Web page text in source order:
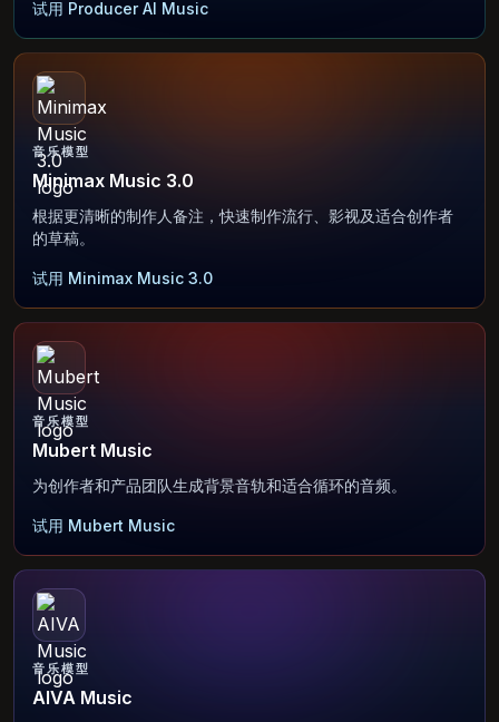
试用 Producer AI Music
音乐模型
Minimax Music 3.0
根据更清晰的制作人备注，快速制作流行、影视及适合创作者
的草稿。
试用 Minimax Music 3.0
音乐模型
Mubert Music
为创作者和产品团队生成背景音轨和适合循环的音频。
试用 Mubert Music
音乐模型
AIVA Music